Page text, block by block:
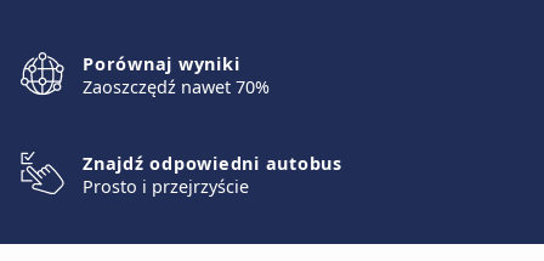
Porównaj wyniki
Zaoszczędź nawet 70%
Znajdź odpowiedni autobus
Prosto i przejrzyście